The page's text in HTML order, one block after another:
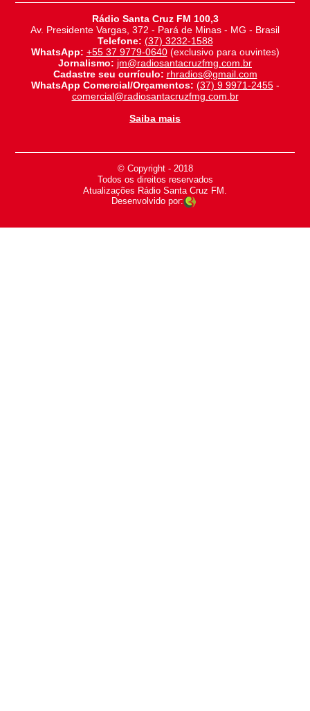
Rádio Santa Cruz FM 100,3
Av. Presidente Vargas, 372 - Pará de Minas - MG - Brasil
Telefone: (37) 3232-1588
WhatsApp: +55 37 9779-0640(exclusivo para ouvintes)
Jornalismo: jm@radiosantacruzfmg.com.br
Cadastre seu currículo: rhradios@gmail.com
WhatsApp Comercial/Orçamentos: (37) 9 9971-2455-
comercial@radiosantacruzfmg.com.br
Saiba mais
© Copyright - 2018
-
Todos os direitos reservados
-
Atualizações Rádio Santa Cruz FM.
Desenvolvido por: